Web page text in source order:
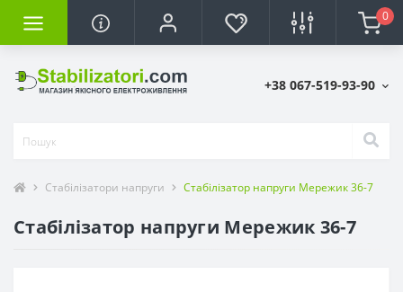
0
+38 067-519-93-90
Стабілізатори напруги Стабілізатор напруги Мережик 36-7
Стабілізатор напруги Мережик 36-7